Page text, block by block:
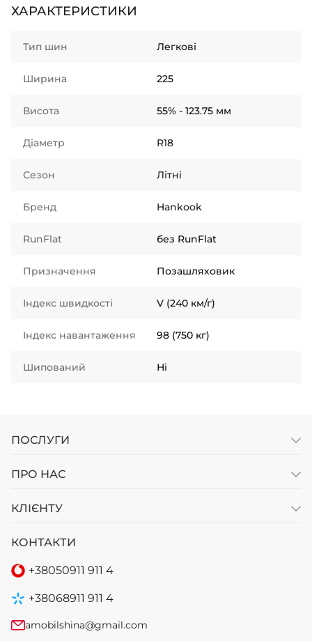
ХАРАКТЕРИСТИКИ
Тип шин Легкові
Ширина 225
Висота 55% - 123.75 мм
Діаметр R18
Сезон Літні
Бренд Hankook
RunFlat без RunFlat
Призначення Позашляховик
Індекс швидкості V (240 км/г)
Індекс навантаження 98 (750 кг)
Шипований Ні
ПОСЛУГИ
ПРО НАС
КЛІЄНТУ
КОНТАКТИ
+38050911 911 4
+38068911 911 4
amobilshina@gmail.com